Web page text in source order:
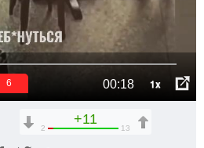
00:18 1x
6
+11
2 13